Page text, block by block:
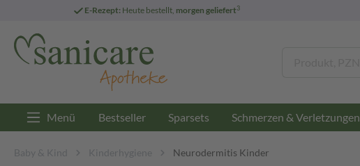
E-Rezept: Heute bestellt, morgen geliefert3
Menü Bestseller Sparsets Schmerzen & Verletzungen
Baby & Kind Kinderhygiene Neurodermitis Kinder